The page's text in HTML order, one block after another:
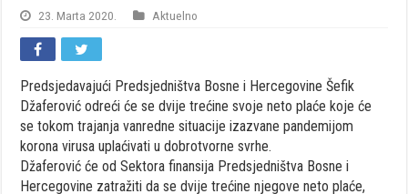
23. Marta 2020. Aktuelno
Predsjedavajući Predsjedništva Bosne i Hercegovine Šefik
Džaferović odreći će se dvije trećine svoje neto plaće koje će
se tokom trajanja vanredne situacije izazvane pandemijom
korona virusa uplaćivati u dobrotvorne svrhe.
Džaferović će od Sektora finansija Predsjedništva Bosne i
Hercegovine zatražiti da se dvije trećine njegove neto plaće,